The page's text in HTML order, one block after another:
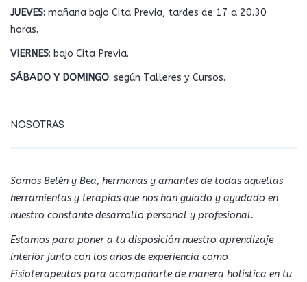
JUEVES: mañana bajo Cita Previa, tardes de 17 a 20.30
horas.
VIERNES: bajo Cita Previa.
SÁBADO Y DOMINGO: según Talleres y Cursos.
NOSOTRAS
Somos Belén y Bea, hermanas y amantes de todas aquellas
herramientas y terapias que nos han guiado y ayudado en
nuestro constante desarrollo personal y profesional.
Estamos para poner a tu disposición nuestro aprendizaje
interior junto con los años de experiencia como
Fisioterapeutas para acompañarte de manera holística en tu